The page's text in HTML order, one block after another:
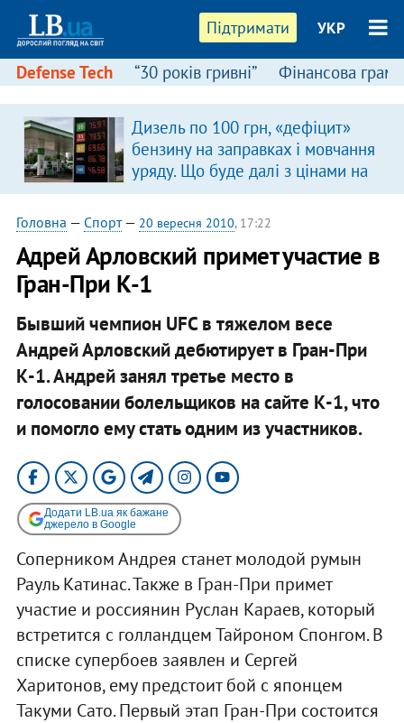
Підтримати УКР
Defense Tech “30 років гривні” Фінансова
Дизель по 100 грн, «дефіцит»
бензину на заправках і мовчання
уряду. Що буде далі з цінами на
пальне?
Головна — Спорт— 20 вересня 2010, 17:22
Адрей Арловский примет участие в
Гран-При К-1
Бывший чемпион UFC в тяжелом весе
Андрей Арловский дебютирует в Гран-При
К-1. Андрей занял третье место в
голосовании болельщиков на сайте К-1, что
и помогло ему стать одним из участников.
Додати LB.ua як бажане
джерело в Google
Соперником Андрея станет молодой румын
Рауль Катинас. Также в Гран-При примет
участие и россиянин Руслан Караев, который
встретится с голландцем Тайроном Спонгом. В
списке супербоев заявлен и Сергей
Харитонов, ему предстоит бой с японцем
Такуми Сато. Первый этап Гран-При состоится